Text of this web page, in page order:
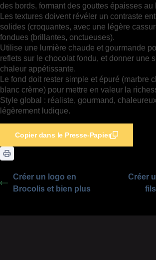
des bords, formant des gouttes épaisses au
Les textures doivent révéler un contraste
solides (croquantes, avec une légère
fondues (brillantes, onctueuses).
Utilise une lumière chaude et gourmande
reflets sur le chocolat fondu, et donner une
chaleur appétissante.
Le fond doit rester simple et épuré (marbre
blanc crème) pour mettre en valeur la
Style global : réaliste, gourmand,
légèrement ludique.
Copier dans le Presse-Papier
Créer un logo en
Brocolis et bien plus
Créer